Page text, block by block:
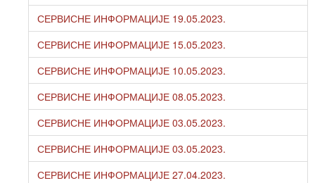
СЕРВИСНЕ ИНФОРМАЦИЈЕ 19.05.2023.
СЕРВИСНЕ ИНФОРМАЦИЈЕ 15.05.2023.
СЕРВИСНЕ ИНФОРМАЦИЈЕ 10.05.2023.
СЕРВИСНЕ ИНФОРМАЦИЈЕ 08.05.2023.
СЕРВИСНЕ ИНФОРМАЦИЈЕ 03.05.2023.
СЕРВИСНЕ ИНФОРМАЦИЈЕ 03.05.2023.
СЕРВИСНЕ ИНФОРМАЦИЈЕ 27.04.2023.